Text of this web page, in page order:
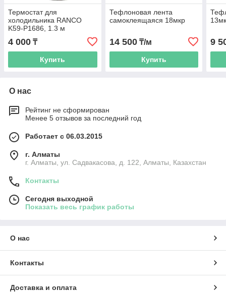
Термостат для
холодильника RANCO
K59-P1686, 1.3 м
4 000 ₸
Купить
Тефлоновая лента
самоклеящаяся 18мкр
14 500₸/м
Купить
9
О нас
Рейтинг не сформирован
Менее 5 отзывов за последний год
Работает с 06.03.2015
г. Алматы
г. Алматы, ул. Садвакасова, д. 122, Алматы, Казахстан
Контакты
Сегодня выходной
Показать весь график работы
О нас
Контакты
Доставка и оплата